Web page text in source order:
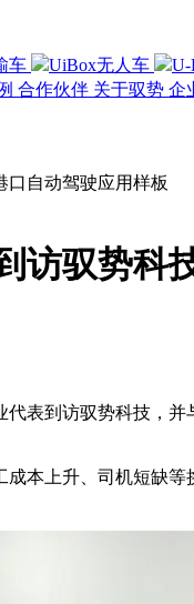
车 UiBox无人车
合作伙伴 关于驭势 企
口自动驾驶应用样板
访驭势科
表到访驭势科技，
本上升、司机短缺